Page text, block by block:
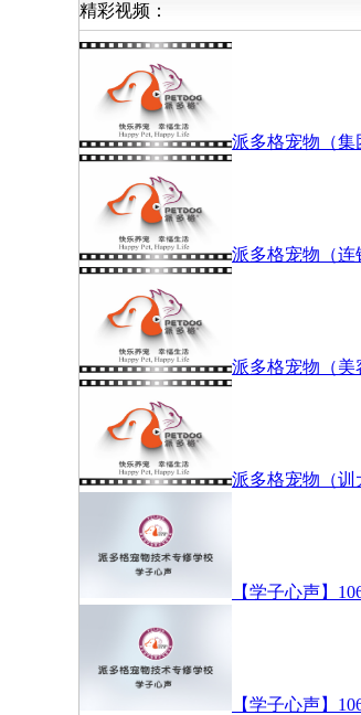
精彩视频：
派多格宠物（集
派多格宠物（连
派多格宠物（美
派多格宠物（训
【学子心声】
【学子心声】